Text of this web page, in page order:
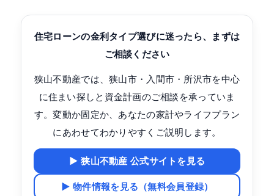
住宅ローンの金利タイプ選びに迷ったら、まずは
ご相談ください
狭山不動産では、狭山市・入間市・所沢市を中心
に住まい探しと資金計画のご相談を承っていま
す。変動か固定か、あなたの家計やライフプラン
にあわせてわかりやすくご説明します。
▶ 狭山不動産 公式サイトを見る
▶ 物件情報を見る（無料会員登録）